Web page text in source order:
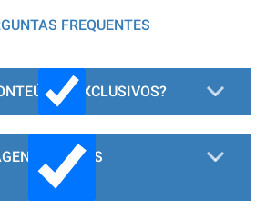
FREQUENTES
EXCLUSIVOS?
PARA OS